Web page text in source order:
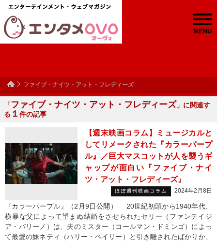
MENU
ファイブ・ナイツ・アット・フレディーズ
「ファイブ・ナイツ・アット・フレディーズ 」に関連す
る １ 件の記事
【週末映画コラム】ミュージカルと
してリメークされた『カラーパープ
ル』／巨大マスコットが人を襲うギ
ャップが面白い『ファイブ・ナイ
ツ・アット・フレディーズ』
ほぼ週刊映画コラム 2024年2月8日
『カラーパープル』（2月9日公開） 20世紀初頭から1940年代、
横暴な父によって望まぬ結婚をさせられたセリー（ファンテイジ
ア・バリーノ）は、夫のミスター（コールマン・ドミンゴ）によっ
て最愛の妹ネティ（ハリー・ベイリー）と引き離されたばかりか、